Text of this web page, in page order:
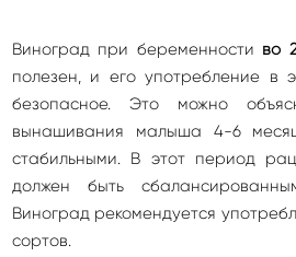
Виноград при беременности во
полезен, и его употребление в
безопасное. Это можно
вынашивания малыша 4-6
стабильными. В этот период
должен быть
Виноград рекомендуется
сортов.